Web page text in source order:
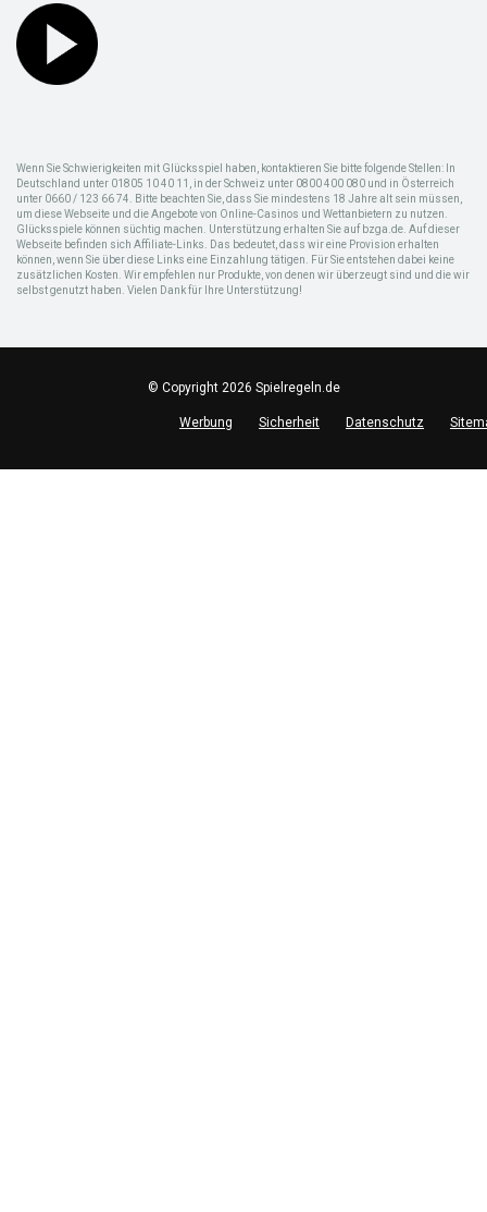
Wenn Sie Schwierigkeiten mit Glücksspiel haben, kontaktieren Sie bitte folgende Stellen: In
Deutschland unter 01805 10 40 11, in der Schweiz unter 0800 400 080 und in Österreich
unter 0660 / 123 66 74. Bitte beachten Sie, dass Sie mindestens 18 Jahre alt sein müssen,
um diese Webseite und die Angebote von Online-Casinos und Wettanbietern zu nutzen.
Glücksspiele können süchtig machen. Unterstützung erhalten Sie auf bzga.de. Auf dieser
Webseite befinden sich Affiliate-Links. Das bedeutet, dass wir eine Provision erhalten
können, wenn Sie über diese Links eine Einzahlung tätigen. Für Sie entstehen dabei keine
zusätzlichen Kosten. Wir empfehlen nur Produkte, von denen wir überzeugt sind und die wir
selbst genutzt haben. Vielen Dank für Ihre Unterstützung!
© Copyright 2026 Spielregeln.de
Werbung Sicherheit Datenschutz